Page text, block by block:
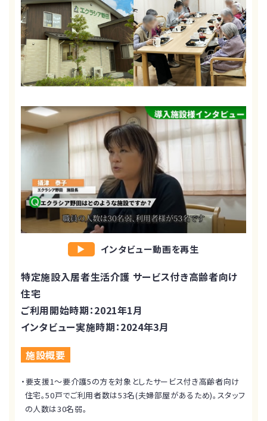
インタビュー動画を再生
特定施設入居者生活介護 サービス付き高齢者向け
住宅
ご利用開始時期：2021年1月
インタビュー実施時期：2024年3月
施設概要
・要支援1～要介護5の方を対象としたサービス付き高齢者向け
住宅。50戸でご利用者数は53名(夫婦部屋があるため)。スタッフ
の人数は30名弱。